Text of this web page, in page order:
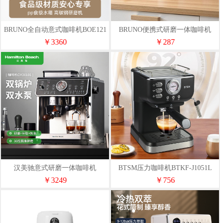
BRUNO全自动意式咖啡机BOE121
￥3360
BRUNO便携式研磨一体咖啡机
BHK301-WH
￥287
汉美驰意式研磨一体咖啡机
CM30101
￥3249
BTSM压力咖啡机BTKF-J1051L
￥756